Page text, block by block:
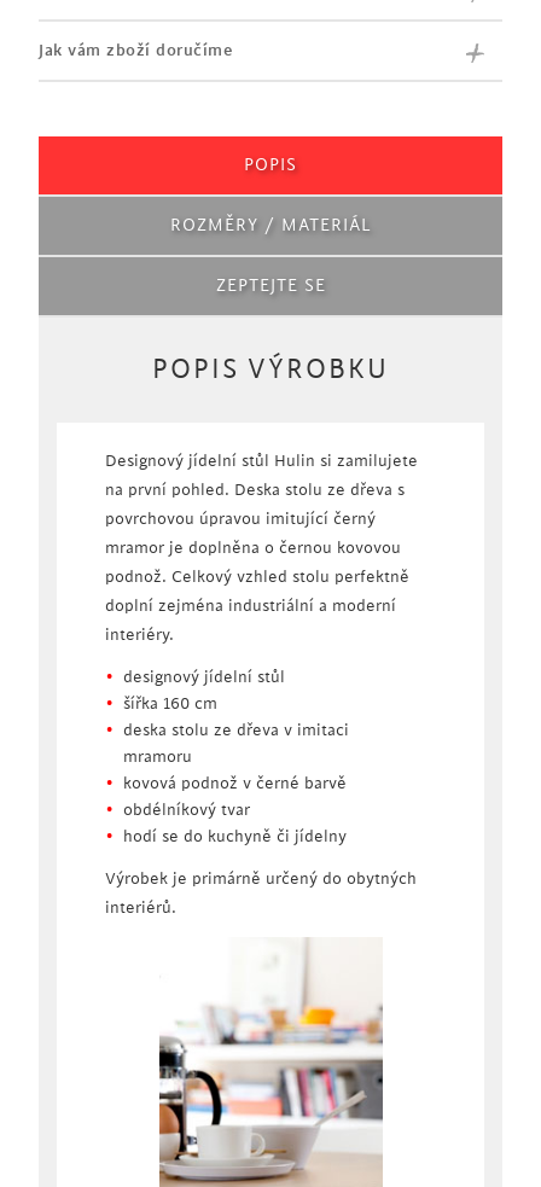
Jak vám zboží doručíme
POPIS
ROZMĚRY / MATERIÁL
ZEPTEJTE SE
POPIS VÝROBKU
Designový jídelní stůl Hulin si zamilujete
na první pohled. Deska stolu ze dřeva s
povrchovou úpravou imitující černý
mramor je doplněna o černou kovovou
podnož. Celkový vzhled stolu perfektně
doplní zejména industriální a moderní
interiéry.
designový jídelní stůl
šířka 160 cm
deska stolu ze dřeva v imitaci
mramoru
kovová podnož v černé barvě
obdélníkový tvar
hodí se do kuchyně či jídelny
Výrobek je primárně určený do obytných
interiérů.